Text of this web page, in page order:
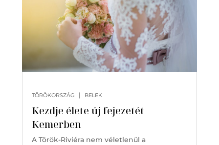
Kezdje élete új fejezetét
Kemerben
TÖRÖKORSZÁG | BELEK
A Török-Riviéra nem véletlenül a